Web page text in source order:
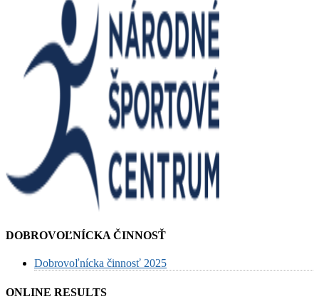
DOBROVOĽNÍCKA ČINNOSŤ
Dobrovoľnícka činnosť 2025
ONLINE RESULTS